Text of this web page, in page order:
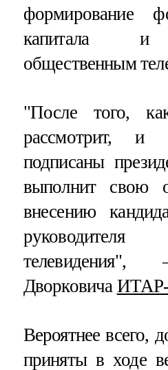
формирование
капитала и
общественным
"После того,
рассмотрит, и
подписаны
выполнит свою
внесению
руководителя
Дворковича
Вероятнее всего,
приняты в ходе